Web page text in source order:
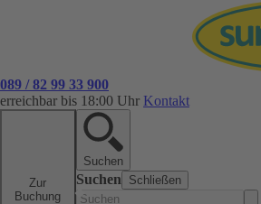
089 / 82 99 33 900
erreichbar bis 18:00 Uhr Kontakt
Zur
Buchung
Suchen
Suchen Schließen